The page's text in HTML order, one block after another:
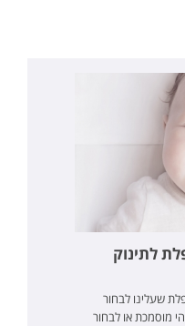
לתינוק
שעלינו לבחור
מוסמכת או לבחור